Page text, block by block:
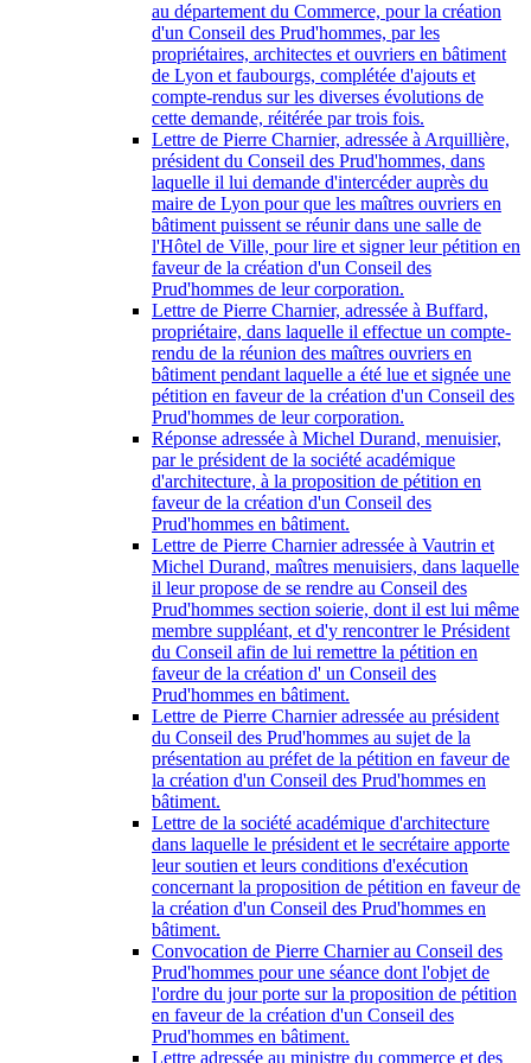
au département du Commerce, pour la création
d'un Conseil des Prud'hommes, par les
propriétaires, architectes et ouvriers en bâtiment
de Lyon et faubourgs, complétée d'ajouts et
compte-rendus sur les diverses évolutions de
cette demande, réitérée par trois fois.
Lettre de Pierre Charnier, adressée à Arquillière,
président du Conseil des Prud'hommes, dans
laquelle il lui demande d'intercéder auprès du
maire de Lyon pour que les maîtres ouvriers en
bâtiment puissent se réunir dans une salle de
l'Hôtel de Ville, pour lire et signer leur pétition en
faveur de la création d'un Conseil des
Prud'hommes de leur corporation.
Lettre de Pierre Charnier, adressée à Buffard,
propriétaire, dans laquelle il effectue un compte-
rendu de la réunion des maîtres ouvriers en
bâtiment pendant laquelle a été lue et signée une
pétition en faveur de la création d'un Conseil des
Prud'hommes de leur corporation.
Réponse adressée à Michel Durand, menuisier,
par le président de la société académique
d'architecture, à la proposition de pétition en
faveur de la création d'un Conseil des
Prud'hommes en bâtiment.
Lettre de Pierre Charnier adressée à Vautrin et
Michel Durand, maîtres menuisiers, dans laquelle
il leur propose de se rendre au Conseil des
Prud'hommes section soierie, dont il est lui même
membre suppléant, et d'y rencontrer le Président
du Conseil afin de lui remettre la pétition en
faveur de la création d' un Conseil des
Prud'hommes en bâtiment.
Lettre de Pierre Charnier adressée au président
du Conseil des Prud'hommes au sujet de la
présentation au préfet de la pétition en faveur de
la création d'un Conseil des Prud'hommes en
bâtiment.
Lettre de la société académique d'architecture
dans laquelle le président et le secrétaire apporte
leur soutien et leurs conditions d'exécution
concernant la proposition de pétition en faveur de
la création d'un Conseil des Prud'hommes en
bâtiment.
Convocation de Pierre Charnier au Conseil des
Prud'hommes pour une séance dont l'objet de
l'ordre du jour porte sur la proposition de pétition
en faveur de la création d'un Conseil des
Prud'hommes en bâtiment.
Lettre adressée au ministre du commerce et des